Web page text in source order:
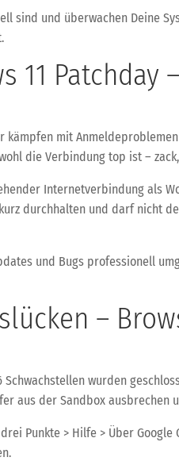
sind und überwachen Deine
Patchday
mit
die Verbindung top ist –
Internetverbindung als
durchhalten und darf nicht
und Bugs professionell
–
wurden
aus der Sandbox ausbrechen
Punkte > Hilfe > Über